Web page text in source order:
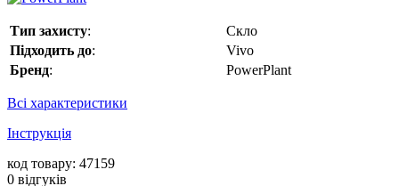
Тип захисту:
Скло
Підходить до:
Vivo
Бренд: PowerPlant
Всі характеристики
Інструкція
код товару: 47159
0 відгуків